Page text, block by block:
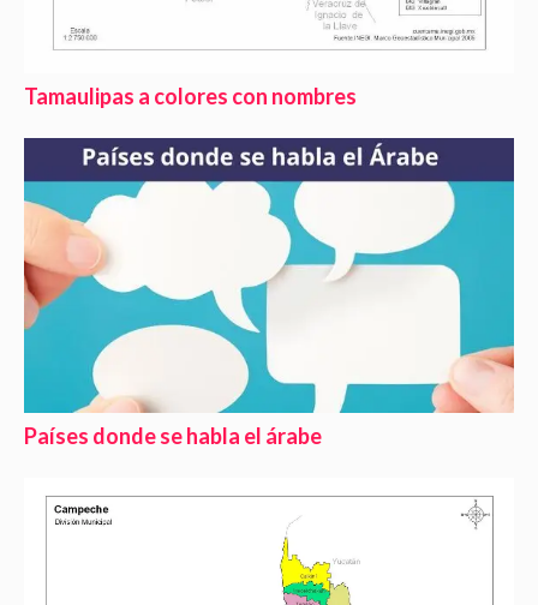
Tamaulipas a colores con nombres
Países donde se habla el árabe